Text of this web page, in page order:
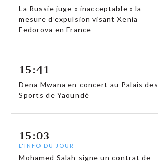
La Russie juge « inacceptable » la
mesure d’expulsion visant Xenia
Fedorova en France
15:41
Dena Mwana en concert au Palais des
Sports de Yaoundé
15:03
L'INFO DU JOUR
Mohamed Salah signe un contrat de